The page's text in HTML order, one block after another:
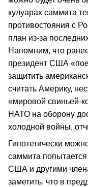
кулуарах саммита
противостояния с
план из-за
Напомним, что
президент США
защитить
считать Америку,
«мировой свиньей-
НАТО на оборону
холодной войны,
Гипотетически
саммита
США и другими
заметить, что в